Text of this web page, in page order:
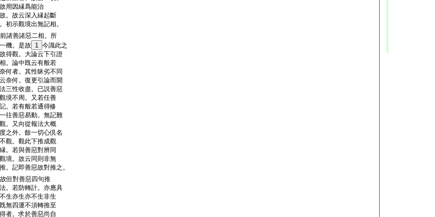
用因縁爲能治
。故云深入縁起斷
初示觀境出無記相。
諸善諸惡二相。所
機。是故
1 今識此之
得觀。大論云下引證
。論中既云有般若
何者。其性昧劣不同
奈何。復更引論而開
三性收盡。已説善惡
境不周。又若任善
。若有般若通得修
往善惡易動。無記難
。又向從報法大概
之外。餘一切心倶名
觀。觀此下推成觀
。若與善惡對辨同
境。故云同則非無
。記即善惡故對推之。
但對善惡四句推
。若防轉計。亦應具
生亦生亦不生非生
無四運不須轉推至
者。求於善惡尚自